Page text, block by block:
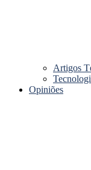
Artigos
Opiniões